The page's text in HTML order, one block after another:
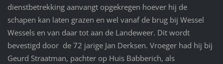
dienstbetrekking aanvangt opgekregen hoever hij de
schapen kan laten grazen en wel vanaf de brug bij Wessel
Wessels en van daar tot aan de Landeweer. Dit wordt
bevestigd door de 72 jarige Jan Derksen. Vroeger had hij bij
Geurd Straatman, pachter op Huis Babberich, als